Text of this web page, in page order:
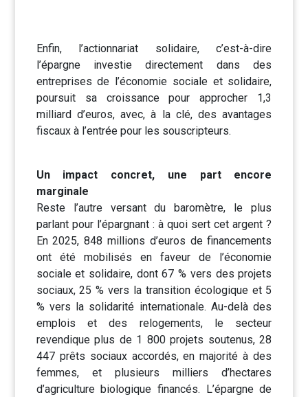
Enfin, l’actionnariat solidaire, c’est-à-dire
l’épargne investie directement dans des
entreprises de l’économie sociale et solidaire,
poursuit sa croissance pour approcher 1,3
milliard d’euros, avec, à la clé, des avantages
fiscaux à l’entrée pour les souscripteurs.
Un impact concret, une part encore
marginale
Reste l’autre versant du baromètre, le plus
parlant pour l’épargnant : à quoi sert cet argent ?
En 2025, 848 millions d’euros de financements
ont été mobilisés en faveur de l’économie
sociale et solidaire, dont 67 % vers des projets
sociaux, 25 % vers la transition écologique et 5
% vers la solidarité internationale. Au-delà des
emplois et des relogements, le secteur
revendique plus de 1 800 projets soutenus, 28
447 prêts sociaux accordés, en majorité à des
femmes, et plusieurs milliers d’hectares
d’agriculture biologique financés. L’épargne de